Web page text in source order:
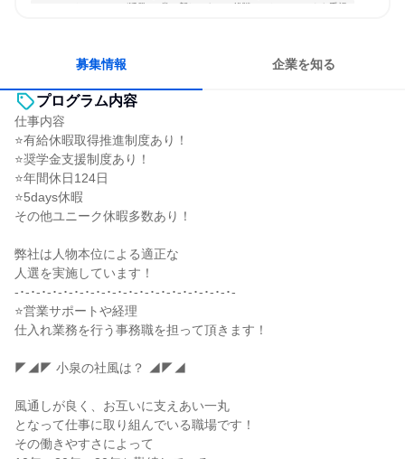
コミュニケーションが活発 常に新しいものに挑戦 チームワークを重視
募集情報 企業を知る
プログラム内容
仕事内容
⭐有給休暇取得推進制度あり！
⭐奨学金支援制度あり！
⭐年間休日124日
⭐5days休暇
その他ユニーク休暇多数あり！
弊社は人物本位による適正な
人選を実施しています！
-･-･-･-･-･-･-･-･-･-･-･-･-･-･-･-･-･-･-･-･-
⭐営業サポートや経理
仕入れ業務を行う事務職を担って頂きます！
◤◢◤ 小泉の社風は？ ◢◤◢
風通しが良く、お互いに支えあい一丸
となって仕事に取り組んでいる職場です！
その働きやすさによって